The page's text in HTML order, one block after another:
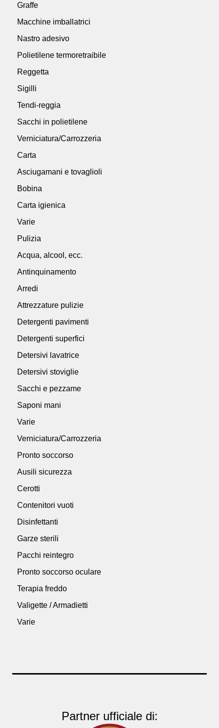
Graffe
Macchine imballatrici
Nastro adesivo
Polietilene termoretraibile
Reggetta
Sigilli
Tendi-reggia
Sacchi in polietilene
Verniciatura/Carrozzeria
Carta
Asciugamani e tovaglioli
Bobina
Carta igienica
Varie
Pulizia
Acqua, alcool, ecc.
Antinquinamento
Arredi
Attrezzature pulizie
Detergenti pavimenti
Detergenti superfici
Detersivi lavatrice
Detersivi stoviglie
Sacchi e pezzame
Saponi mani
Varie
Verniciatura/Carrozzeria
Pronto soccorso
Ausili sicurezza
Cerotti
Contenitori vuoti
Disinfettanti
Garze sterili
Pacchi reintegro
Pronto soccorso oculare
Terapia freddo
Valigette / Armadietti
Varie
Partner ufficiale di: